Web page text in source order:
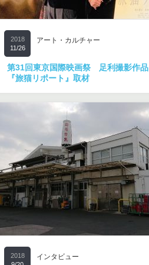
2018
11/26
アート・カルチャー
第31回東京国際映画祭 足利撮影作品
『旅猫リポート』取材
2018
インタビュー